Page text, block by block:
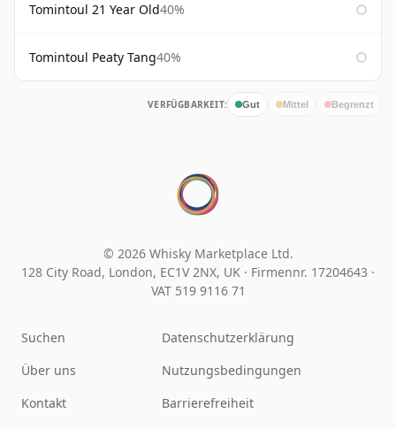
Tomintoul 21 Year Old40%
Tomintoul Peaty Tang40%
VERFÜGBARKEIT: Gut Mittel Begrenzt
© 2026 Whisky Marketplace Ltd.
128 City Road, London, EC1V 2NX, UK · Firmennr. 17204643 ·
VAT 519 9116 71
Suchen
Über uns
Kontakt
Datenschutzerklärung
Nutzungsbedingungen
Barrierefreiheit